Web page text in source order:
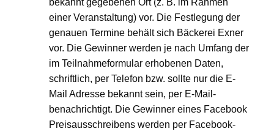
bekannt gegebenen Ort (z. B. im Rahmen
einer Veranstaltung) vor. Die Festlegung der
genauen Termine behält sich Bäckerei Exner
vor. Die Gewinner werden je nach Umfang der
im Teilnahmeformular erhobenen Daten,
schriftlich, per Telefon bzw. sollte nur die E-
Mail Adresse bekannt sein, per E-Mail-
benachrichtigt. Die Gewinner eines Facebook
Preisausschreibens werden per Facebook-